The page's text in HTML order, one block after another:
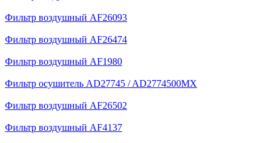
Фильтр воздушный AF26093
Фильтр воздушный AF26474
Фильтр воздушный AF1980
Фильтр осушитель AD27745 / AD2774500MX
Фильтр воздушный AF26502
Фильтр воздушный AF4137